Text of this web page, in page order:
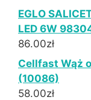
EGLO
LED 6W
86.00zł
Cellfast Wąż
(10086)
58.00zł